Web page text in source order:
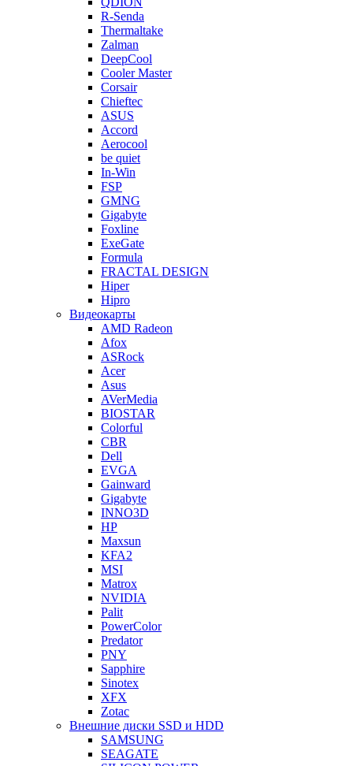
R-Senda
Thermaltake
Zalman
DeepCool
Cooler Master
Corsair
Chieftec
ASUS
Accord
Aerocool
be quiet
In-Win
FSP
GMNG
Gigabyte
Foxline
ExeGate
Formula
FRACTAL DESIGN
Hiper
Hipro
Видеокарты
AMD Radeon
Afox
ASRock
Acer
Asus
AVerMedia
BIOSTAR
Colorful
CBR
Dell
EVGA
Gainward
Gigabyte
INNO3D
HP
Maxsun
KFA2
MSI
Matrox
NVIDIA
Palit
PowerColor
Predator
PNY
Sapphire
Sinotex
XFX
Zotac
Внешние диски SSD и HDD
SAMSUNG
SEAGATE